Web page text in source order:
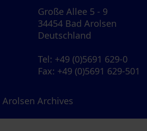
Große Allee 5 - 9
34454 Bad Arolsen
Deutschland
Tel: +49 (0)5691 629-0
Fax: +49 (0)5691 629-501
Archives